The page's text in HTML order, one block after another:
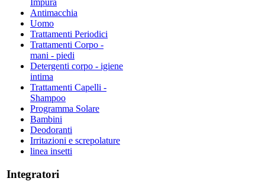
Antimacchia
Uomo
Trattamenti Periodici
Trattamenti Corpo -
mani - piedi
Detergenti corpo - igiene
intima
Trattamenti Capelli -
Shampoo
Programma Solare
Bambini
Deodoranti
Irritazioni e screpolature
linea insetti
Integratori